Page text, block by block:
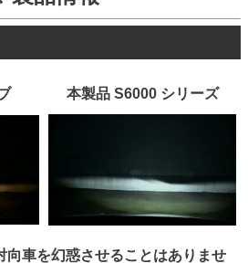
本製品 S6000 シリーズ
向車を幻惑させることはありませ